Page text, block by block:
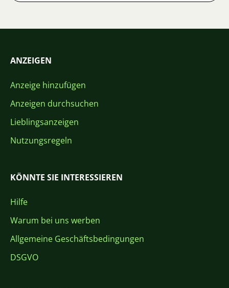
ANZEIGEN
Anzeige hinzufügen
Anzeigen durchsuchen
Lieblingsanzeigen
Nutzungsregeln
KÖNNTE SIE INTERESSIEREN
Hilfe
Warum bei uns werben
Allgemeine Geschäftsbedingungen
DSGVO